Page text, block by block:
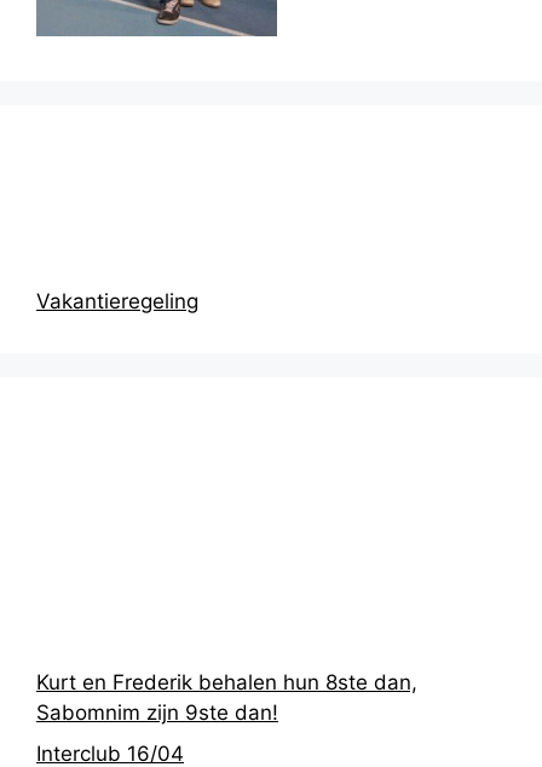
Vakantieregeling
Kurt en Frederik behalen hun 8ste dan,
Sabomnim zijn 9ste dan!
Interclub 16/04